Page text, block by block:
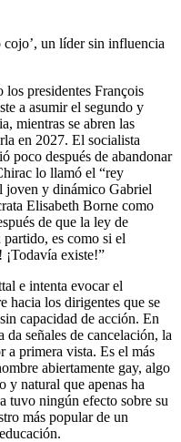
a asumir el segundo y
mientras se abren las
en 2027. El socialista
poco después de abandonar
lo llamó el “rey
joven y dinámico Gabriel
Elisabeth Borne como
de que la ley de
es como si el
¡Todavía existe!”
e intenta evocar el
hacia los dirigentes que se
capacidad de acción. En
señales de cancelación, la
a primera vista. Es el más
abiertamente gay, algo
y natural que apenas ha
tuvo ningún efecto sobre su
más popular de un